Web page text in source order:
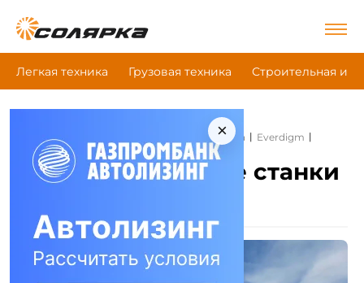
Легкая техника Грузовая техника Строительная и
×
Главная Строительная и дорожная техника | Everdigm |
Буровые станки для свай
Everdigm Буровые станки